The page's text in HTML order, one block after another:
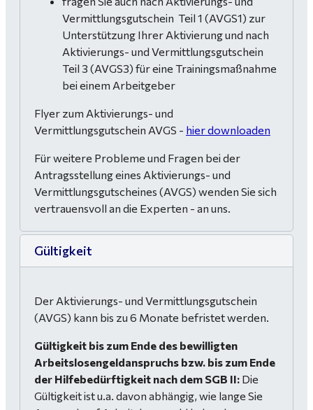
Vermittlungsgutschein Teil 1 (AVGS1) zur
Unterstützung Ihrer Aktivierung und nach
Aktivierungs- und Vermittlungsgutschein
Teil 3 (AVGS3) für eine Trainingsmaßnahme
bei einem Arbeitgeber
Flyer zum Aktivierungs- und
Vermittlungsgutschein AVGS - hier downloaden
Für weitere Probleme und Fragen bei der
Antragsstellung eines Aktivierungs- und
Vermittlungsgutscheines (AVGS) wenden Sie sich
vertrauensvoll an die Experten - an uns.
Gültigkeit
Der Aktivierungs- und Vermittlungsgutschein
(AVGS) kann bis zu 6 Monate befristet werden.
Gültigkeit bis zum Ende des bewilligten
Arbeitslosengeldanspruchs bzw. bis zum Ende
der Hilfebedürftigkeit nach dem SGB II: Die
Gültigkeit ist u.a. davon abhängig, wie lange Sie